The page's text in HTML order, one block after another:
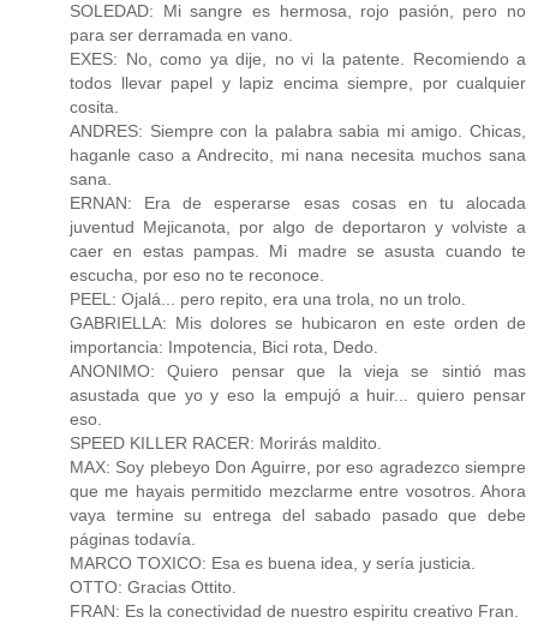
SOLEDAD: Mi sangre es hermosa, rojo pasión, pero no
para ser derramada en vano.
EXES: No, como ya dije, no vi la patente. Recomiendo a
todos llevar papel y lapiz encima siempre, por cualquier
cosita.
ANDRES: Siempre con la palabra sabia mi amigo. Chicas,
haganle caso a Andrecito, mi nana necesita muchos sana
sana.
ERNAN: Era de esperarse esas cosas en tu alocada
juventud Mejicanota, por algo de deportaron y volviste a
caer en estas pampas. Mi madre se asusta cuando te
escucha, por eso no te reconoce.
PEEL: Ojalá... pero repito, era una trola, no un trolo.
GABRIELLA: Mis dolores se hubicaron en este orden de
importancia: Impotencia, Bici rota, Dedo.
ANONIMO: Quiero pensar que la vieja se sintió mas
asustada que yo y eso la empujó a huir... quiero pensar
eso.
SPEED KILLER RACER: Morirás maldito.
MAX: Soy plebeyo Don Aguirre, por eso agradezco siempre
que me hayais permitido mezclarme entre vosotros. Ahora
vaya termine su entrega del sabado pasado que debe
páginas todavía.
MARCO TOXICO: Esa es buena idea, y sería justicia.
OTTO: Gracias Ottito.
FRAN: Es la conectividad de nuestro espiritu creativo Fran.